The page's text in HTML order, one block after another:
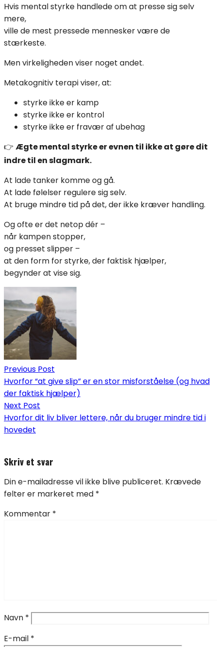
Hvis mental styrke handlede om at presse sig selv
mere,
ville de mest pressede mennesker være de
stærkeste.
Men virkeligheden viser noget andet.
Metakognitiv terapi viser, at:
styrke ikke er kamp
styrke ikke er kontrol
styrke ikke er fravær af ubehag
👉 Ægte mental styrke er evnen til ikke at gøre dit
indre til en slagmark.
At lade tanker komme og gå.
At lade følelser regulere sig selv.
At bruge mindre tid på det, der ikke kræver handling.
Og ofte er det netop dér –
når kampen stopper,
og presset slipper –
at den form for styrke, der faktisk hjælper,
begynder at vise sig.
Indlægsnavigation
Previous Post
Hvorfor “at give slip” er en stor misforståelse (og hvad
der faktisk hjælper)
Next Post
Hvorfor dit liv bliver lettere, når du bruger mindre tid i
hovedet
Skriv et svar
Din e-mailadresse vil ikke blive publiceret. Krævede
felter er markeret med *
Kommentar *
Navn *
E-mail *